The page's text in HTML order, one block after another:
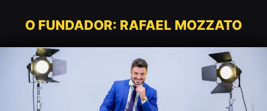
O FUNDADOR: RAFAEL MOZZATO